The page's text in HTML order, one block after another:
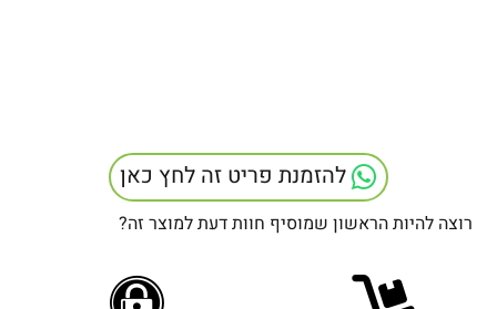
להזמנת פריט זה לחץ כאן
רוצה להיות הראשון שמוסיף חוות דעת למוצר זה?